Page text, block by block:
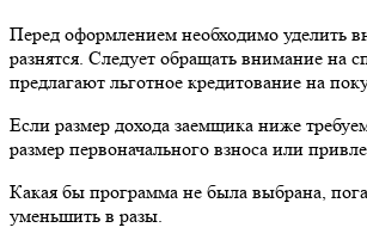
Перед оформлением необходимо уделить
разнятся. Следует обращать внимание
предлагают льготное кредитование на
Если размер дохода заемщика ниже
размер первоначального взноса или
Какая бы программа не была выбрана,
уменьшить в разы.